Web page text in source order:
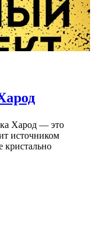
Харод — это
источником
кристально